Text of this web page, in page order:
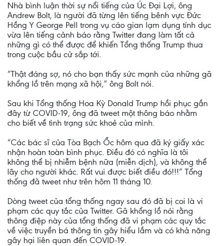
Nhà bình luận thời sự nổi tiếng của Úc Đại Lợi, ông
Andrew Bolt, là người đã từng lên tiếng bênh vực Đức
Hồng Y George Pell trong vụ cáo gian lạm dụng tính dục
vừa lên tiếng cảnh báo rằng Twitter đang làm tất cả
những gì có thể được để khiến Tổng thống Trump thua
trong cuộc bầu cử sắp tới.
“Thật đáng sợ, nó cho bạn thấy sức mạnh của những gã
khổng lồ trên mạng xã hội,” ông Bolt nói.
Sau khi Tổng thống Hoa Kỳ Donald Trump hồi phục gần
đây từ COVID-19, ông đã tweet một thông báo nhằm
cho biết về tình trạng sức khoẻ của mình.
“Các bác sĩ của Tòa Bạch Ốc hôm qua đã ký giấy xác
nhận hoàn toàn bình phục. Điều đó có nghĩa là tôi
không thể bị nhiễm bệnh nữa (miễn dịch), và không thể
lây cho người khác. Rất vui được biết điều đó!!!” Tổng
thống đã tweet như trên hôm 11 tháng 10.
Dòng tweet của tổng thống ngay sau đó đã bị coi là vi
phạm các quy tắc của Twitter. Gã khổng lồ nói rằng
thông điệp này của tổng thống đã vi phạm các quy tắc
về việc truyền bá thông tin gây hiểu lầm và có khả năng
gây hại liên quan đến COVID-19.